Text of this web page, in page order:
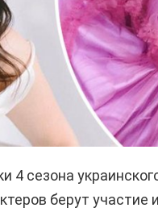
4 сезона
берут